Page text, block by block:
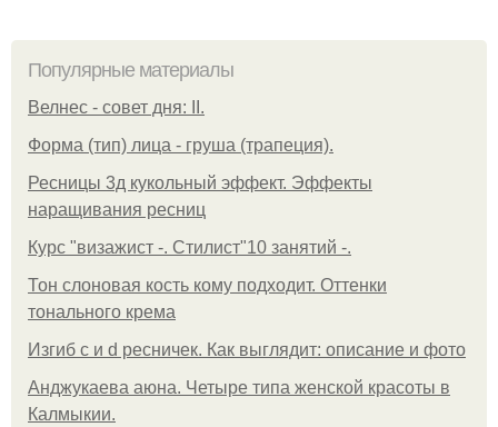
Популярные материалы
Велнес - совет дня: II.
Форма (тип) лица - груша (трапеция).
Ресницы 3д кукольный эффект. Эффекты
наращивания ресниц
Курс "визажист -. Стилист"10 занятий -.
Тон слоновая кость кому подходит. Оттенки
тонального крема
Изгиб c и d ресничек. Как выглядит: описание и фото
Анджукаева аюна. Четыре типа женской красоты в
Калмыкии.